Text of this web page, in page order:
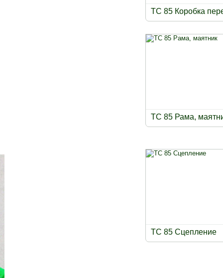
TC 85 Коробка
TC 85 Рама,
TC 85 Сцепление